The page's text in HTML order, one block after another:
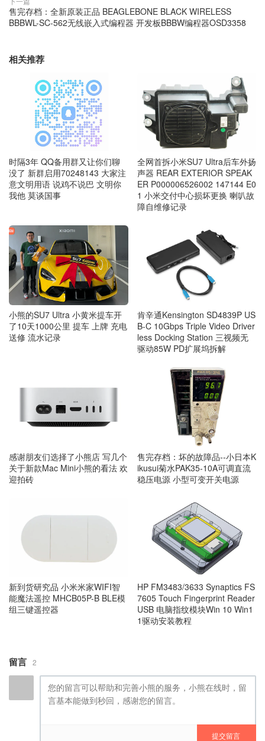
售完存档：全新原装正品 BEAGLEBONE BLACK WIRELESS
BBBWL-SC-562无线嵌入式编程器 开发板BBBW编程器OSD3358
相关推荐
时隔3年 QQ备用群又让你们聊
没了 新群启用70248143 大家注
意文明用语 说鸡不说巴 文明你
我他 莫谈国事
全网首拆小米SU7 Ultra后车外扬
声器 REAR EXTERIOR SPEAK
ER P000006526002 147144 E0
1 小米交付中心损坏更换 喇叭故
障自维修记录
小熊的SU7 Ultra 小黄米提车开
了10天1000公里 提车 上牌 充电
送修 流水记录
肯辛通Kensington SD4839P US
B-C 10Gbps Triple Video Driver
less Docking Station 三视频无
驱动85W PD扩展坞拆解
感谢朋友们选择了小熊店 写几个
关于新款Mac Mini小熊的看法 欢
迎拍砖
售完存档：坏的故障品--小日本K
ikusui菊水PAK35-10A可调直流
稳压电源 小型可变开关电源
新到货研究品 小米米家WIFI智
能魔法遥控 MHCB05P-B BLE模
组三键遥控器
HP FM3483/3633 Synaptics FS
7605 Touch Fingerprint Reader
USB 电脑指纹模块Win 10 Win1
1驱动安装教程
留言 2
提交留言